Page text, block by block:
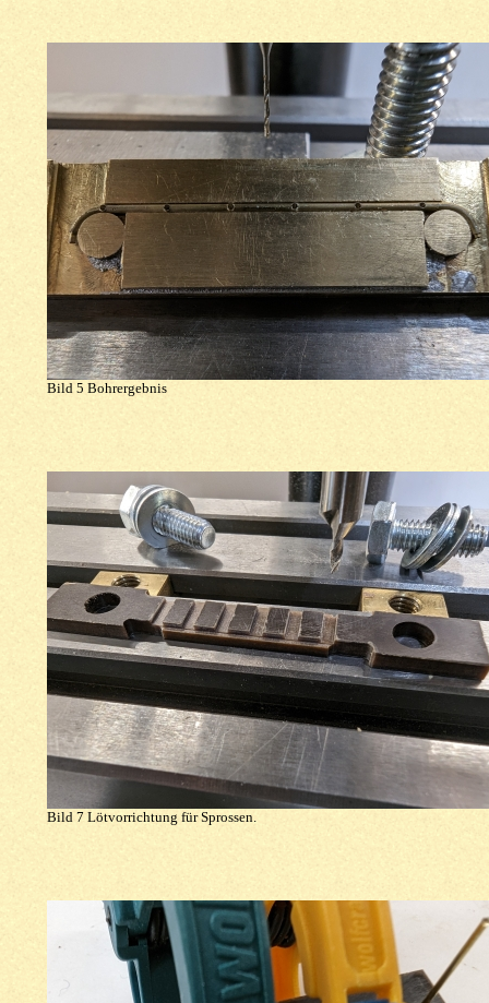
Bild 5 Bohrergebnis
Bild 7 Lötvorrichtung für Sprossen.